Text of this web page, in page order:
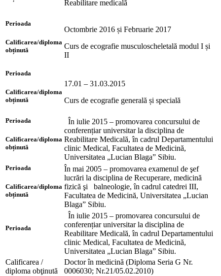
Reabilitare medicală
Perioada
Calificarea/diploma
obținută
Octombrie 2016 și Februarie 2017
Curs de ecografie musculoscheletală modul I și
II
Perioada
Calificarea/diploma
obținută
17.01 – 31.03.2015
Curs de ecografie generală și specială
Perioada
Calificarea/diploma
obținută
În iulie 2015 – promovarea concursului de
conferențiar universitar la disciplina de
Reabilitare Medicală, în cadrul Departamentului
clinic Medical, Facultatea de Medicină,
Universitatea „Lucian Blaga” Sibiu.
Perioada
Calificarea/diploma
obținută
În mai 2005 – promovarea examenul de şef
lucrări la disciplina de Recuperare, medicină
fizică şi balneologie, în cadrul catedrei III,
Facultatea de Medicină, Universitatea „Lucian
Blaga” Sibiu.
Perioada
În iulie 2015 – promovarea concursului de
conferențiar universitar la disciplina de
Reabilitare Medicală, în cadrul Departamentului
clinic Medical, Facultatea de Medicină,
Universitatea „Lucian Blaga” Sibiu.
Calificarea /
diploma obţinută
Doctor în medicină (Diploma Seria G Nr.
0006030; Nr.21/05.02.2010)